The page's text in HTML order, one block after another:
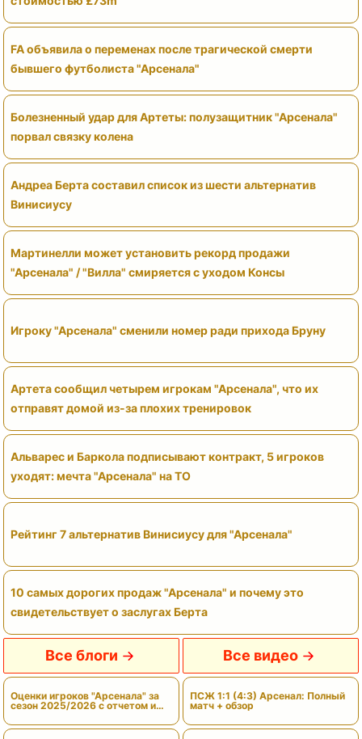
FA объявила о переменах после трагической смерти
бывшего футболиста "Арсенала"
Болезненный удар для Артеты: полузащитник "Арсенала"
порвал связку колена
Андреа Берта составил список из шести альтернатив
Винисиусу
Мартинелли может установить рекорд продажи
"Арсенала" / "Вилла" смиряется с уходом Консы
Игроку "Арсенала" сменили номер ради прихода Бруну
Артета сообщил четырем игрокам "Арсенала", что их
отправят домой из-за плохих тренировок
Альварес и Баркола подписывают контракт, 5 игроков
уходят: мечта "Арсенала" на ТО
Рейтинг 7 альтернатив Винисиусу для "Арсенала"
10 самых дорогих продаж "Арсенала" и почему это
свидетельствует о заслугах Берта
Все блоги
Оценки игроков "Арсенала" за
сезон 2025/2026 с отчетом и
Все видео
ПСЖ 1:1 (4:3) Арсенал: Полный
матч + обзор